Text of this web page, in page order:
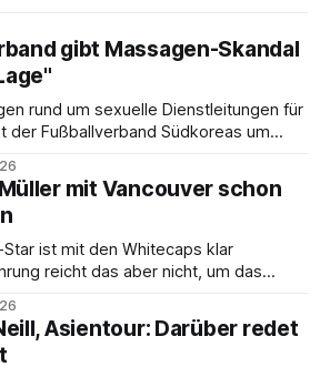
gibt Massagen-Skandal
rund um sexuelle Dienstleitungen für
der Fußballverband Südkoreas um
mit Vancouver schon
ist mit den Whitecaps klar
reicht das aber nicht, um das
Asientour: Darüber redet